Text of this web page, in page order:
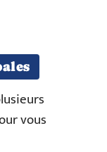
vous